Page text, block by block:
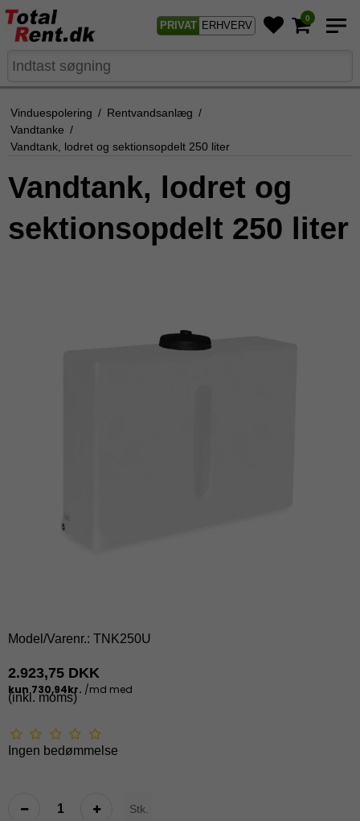
PRIVAT ERHVERV
0
Vinduespolering / Rentvandsanlæg /
Vandtanke /
Vandtank, lodret og sektionsopdelt 250 liter
Vandtank, lodret og
sektionsopdelt 250 liter
Model/Varenr.: TNK250U
2.923,75 DKK
(inkl. moms)
Ingen bedømmelse
Stk.